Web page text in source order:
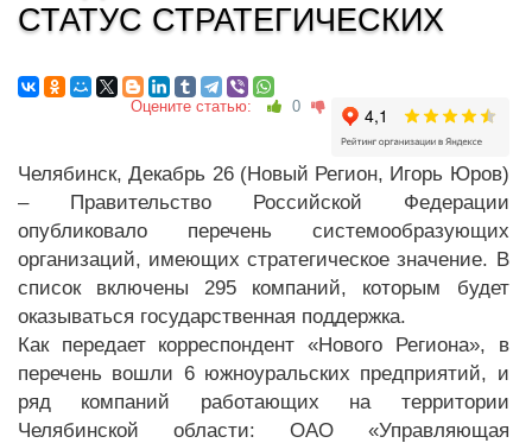
СТАТУС СТРАТЕГИЧЕСКИХ
Оцените статью: 0
Челябинск, Декабрь 26 (Новый Регион, Игорь Юров)
– Правительство Российской Федерации
опубликовало перечень системообразующих
организаций, имеющих стратегическое значение. В
список включены 295 компаний, которым будет
оказываться государственная поддержка.
Как передает корреспондент «Нового Региона», в
перечень вошли 6 южноуральских предприятий, и
ряд компаний работающих на территории
Челябинской области: ОАО «Управляющая